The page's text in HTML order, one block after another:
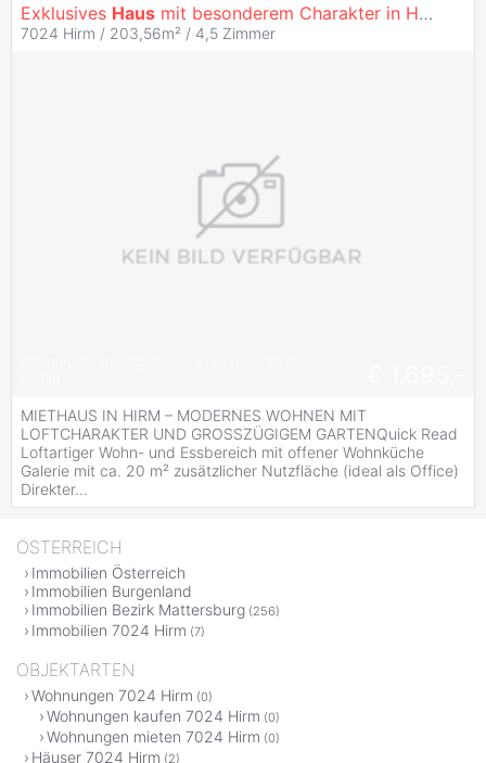
Exklusives Haus mit besonderem Charakter in Hirm | ZELLMANN IMMOBILIEN
7024 Hirm / 203,56m² / 4,5 Zimmer
MIETHAUS IN HIRM – MODERNES WOHNEN MIT
LOFTCHARAKTER UND GROSSZÜGIGEM GARTENQuick Read
Loftartiger Wohn- und Essbereich mit offener Wohnküche
Galerie mit ca. 20 m² zusätzlicher Nutzfläche (ideal als Office)
Direkter...
ÖSTERREICH
Immobilien Österreich
Immobilien Burgenland
Immobilien Bezirk Mattersburg (256)
Immobilien 7024 Hirm (7)
OBJEKTARTEN
Wohnungen 7024 Hirm (0)
Wohnungen kaufen 7024 Hirm (0)
Wohnungen mieten 7024 Hirm (0)
Häuser 7024 Hirm (2)